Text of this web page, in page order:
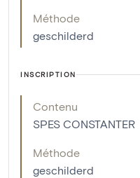
Méthode
geschilderd
INSCRIPTION
Contenu
SPES CONSTANTER
Méthode
geschilderd